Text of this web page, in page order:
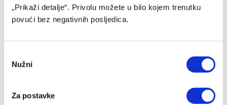
„Prikaži detalje“. Privolu možete u bilo kojem trenutku
povući bez negativnih posljedica.
Selection
Nužni
Za postavke
Marinović: Sada se trebamo odmoriti i spremiti za Velež
07/08/2026